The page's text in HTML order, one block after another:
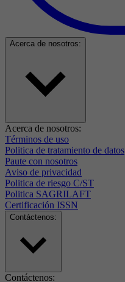
Acerca de nosotros:
Acerca de nosotros:
Términos de uso
Politica de tratamiento de datos
Paute con nosotros
Aviso de privacidad
Politica de riesgo C/ST
Politica SAGRILAFT
Certificación ISSN
Contáctenos:
Contáctenos: